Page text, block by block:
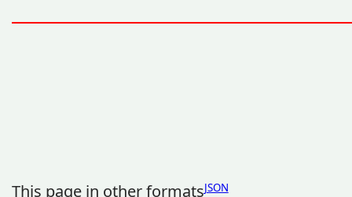
This page in other formatsJSON